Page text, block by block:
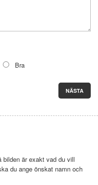
Bra
NÄSTA
är exakt vad du vill
du ange önskat namn och